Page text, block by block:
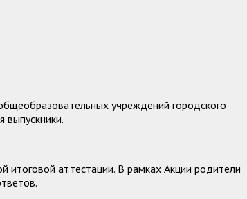
учреждений городского
выпускники.
итоговой аттестации. В рамках Акции родители